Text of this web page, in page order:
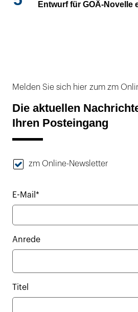
Entwurf für GOÄ-Novelle
Melden Sie sich hier zum zm
Die aktuellen
Ihren Posteingang
zm Online-Newsletter
E-Mail*
Anrede
Titel